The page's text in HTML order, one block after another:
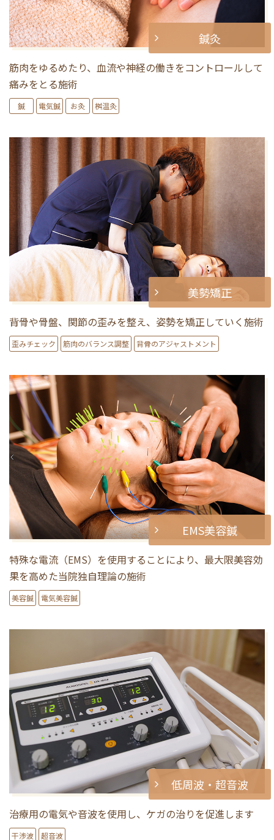
鍼灸
筋肉をゆるめたり、血流や神経の働きをコントロールして
痛みをとる施術
鍼 電気鍼 お灸 桝温灸
美勢矯正
背骨や骨盤、関節の歪みを整え、姿勢を矯正していく施術
歪みチェック 筋肉のバランス調整 背骨のアジャストメント
EMS美容鍼
特殊な電流（EMS）を使用することにより、最大限美容効
果を高めた当院独自理論の施術
美容鍼 電気美容鍼
低周波・超音波
治療用の電気や音波を使用し、ケガの治りを促進します
干渉波 超音波